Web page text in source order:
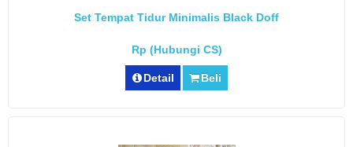
Set Tempat Tidur Minimalis Black Doff
Rp (Hubungi CS)
Detail Beli